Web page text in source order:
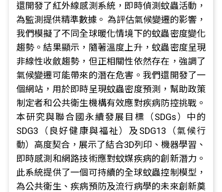
還開發了紅外線感測系統，即時偵測蚊蟲活動，
為監測提供精準數據。 為評估氣候變遷的影響，
我們模擬了不同全球暖化情境下的蚊蟲密度變化
趨勢。結果顯示，隨著溫度上升，蚊蟲密度呈現
非線性收斂趨勢，但正相關性依然存在，強調了
氣候變遷可能帶來的潛在危害。我們還開發了一
個網站，用於即時呈現蚊蟲密度預測，幫助政策
制定者和公共衛生機構有效應對疾病防控挑戰。
本研究與聯合國永續發展目標（SDGs）中的
SDG3（良好健康與福祉）及SDG13（氣候行
動）高度契合，展示了結合3D列印、機器學習、
即時感測和網路技術應對蚊媒疾病的創新潛力。
此系統提供了一個可持續的全球蚊蟲控制模型，
為公共衛生、疾病預防及流行病學的未來創新奠